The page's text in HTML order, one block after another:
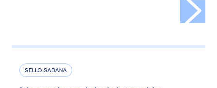
SELLO SABANA